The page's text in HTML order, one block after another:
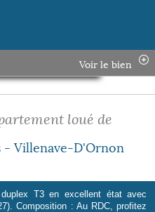
Voir le bien
loué de
- Villenave-D'Ornon
duplex T3 en excellent état avec
Composition : Au RDC, profitez